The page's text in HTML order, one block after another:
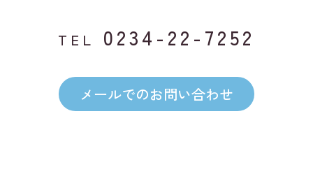
TEL 0234-22-7252
メールでのお問い合わせ